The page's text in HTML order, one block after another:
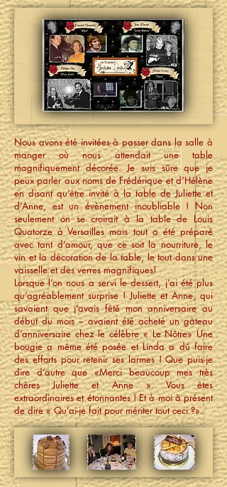
Nous avons été invitées à passer dans la salle à
manger où nous attendait une table
magnifiquement décorée. Je suis sûre que je
peux parler aux noms de Frédérique et d’Hélène
en disant qu’être invité à la table de Juliette et
d’Anne, est un évènement inoubliable ! Non
seulement on se croirait à la table de Louis
Quatorze à Versailles mais tout a été préparé
avec tant d’amour, que ce soit la nourriture, le
vin et la décoration de la table, le tout dans une
vaisselle et des verres magnifiques!
Lorsque l’on nous a servi le dessert, j’ai été plus
qu’agréablement surprise ! Juliette et Anne, qui
savaient que j’avais fêté mon anniversaire au
début du mois – avaient été acheté un gâteau
d’anniversaire chez le célèbre « Le Nôtre» Une
bougie a même été posée et Linda a dû faire
des efforts pour retenir ses larmes ! Que puis-je
dire d’autre que «Merci beaucoup mes très
chères Juliette et Anne ». Vous êtes
extraordinaires et étonnantes ! Et à moi à présent
de dire « Qu’ai-je fait pour mériter tout ceci ?».